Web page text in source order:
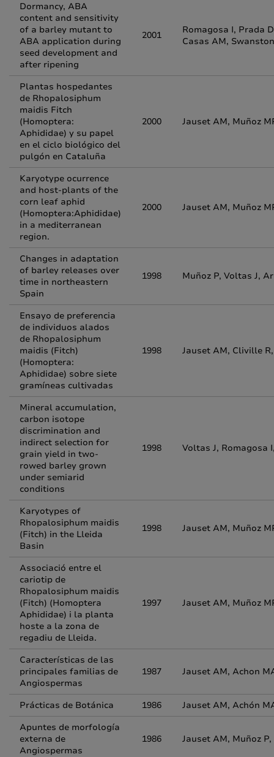
Dormancy, ABA
content and sensitivity
of a barley mutant to
ABA application during
seed development and
after ripening
2001
Romagosa I, Prada
Casas AM,
Plantas hospedantes
de Rhopalosiphum
maidis Fitch
(Homoptera:
Aphididae) y su papel
en el ciclo biológico del
pulgón en Cataluña
2000 Jauset AM, Muñoz
Karyotype ocurrence
and host-plants of the
corn leaf aphid
(Homoptera:Aphididae)
in a mediterranean
region.
2000 Jauset AM, Muñoz
Changes in adaptation
of barley releases over
time in northeastern
Spain
1998 Muñoz P, Voltas J,
Ensayo de preferencia
de individuos alados
de Rhopalosiphum
maidis (Fitch)
(Homoptera:
Aphididae) sobre siete
gramíneas cultivadas
1998 Jauset AM, Cliville
Mineral accumulation,
carbon isotope
discrimination and
indirect selection for
grain yield in two-
rowed barley grown
under semiarid
conditions
1998 Voltas J, Romagosa
Karyotypes of
Rhopalosiphum maidis
(Fitch) in the Lleida
Basin
1998 Jauset AM, Muñoz
Associació entre el
cariotip de
Rhopalosiphum maidis
(Fitch) (Homoptera
Aphididae) i la planta
hoste a la zona de
regadiu de Lleida.
1997 Jauset AM, Muñoz
Características de las
principales familias de
Angiospermas
1987 Jauset AM, Achon
Prácticas de Botánica 1986
Jauset AM, Achón
Apuntes de morfología
externa de
Angiospermas
1986 Jauset AM, Muñoz